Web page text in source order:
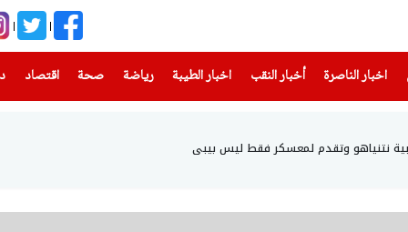
اخبار الناصرة
(current) أخبار النقب اخبار الطيبة(current) رياضة
(current) صحة(current) اقتصاد
وتقدم لمعسكر فقط ليس بيبي